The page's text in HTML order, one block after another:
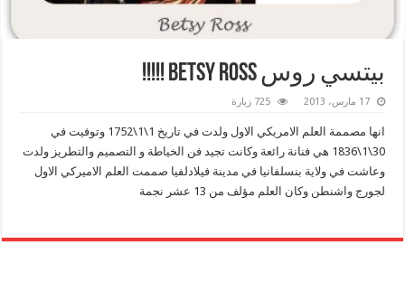
بيتسي روس Betsy Ross !!!!!
17 مارس، 2013 725 زيارة
انها مصممة العلم الامريكي الاول ولدت في تاريخ 1\1\1752 وتوفيت في
30\1\1836 هي فنانة رائعة وكانت تجيد فن الخياطة و التصميم والتطريز ولدت
وعاشت في ولاية بنسلفانيا في مدينة فيلادلفيا صممت العلم الاميركي الاول
لجورج واشنطن وكان العلم مؤلف من 13 عشر نجمة